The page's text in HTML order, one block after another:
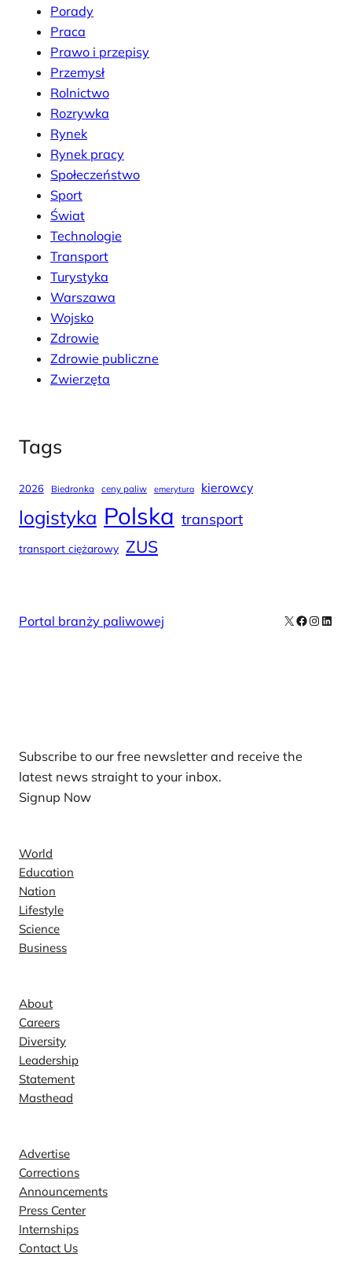
Porady
Praca
Prawo i przepisy
Przemysł
Rolnictwo
Rozrywka
Rynek
Rynek pracy
Społeczeństwo
Sport
Świat
Technologie
Transport
Turystyka
Warszawa
Wojsko
Zdrowie
Zdrowie publiczne
Zwierzęta
Tags
2026 Biedronka ceny paliw emerytura kierowcy
logistyka Polska transport
transport ciężarowy ZUS
Portal branży paliwowej X Facebook
Subscribe to our free newsletter and receive the
latest news straight to your inbox.
Signup Now
World
Education
Nation
Lifestyle
Science
Business
About
Careers
Diversity
Leadership
Statement
Masthead
Advertise
Corrections
Announcements
Press Center
Internships
Contact Us